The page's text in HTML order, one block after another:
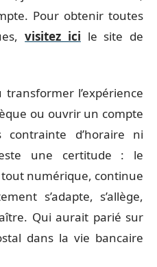
Pour obtenir toutes
visitez ici le site de
l’expérience
ou ouvrir un compte
d’horaire ni
une certitude : le
tout numérique, continue
s’adapte, s’allège,
Qui aurait parié sur
dans la vie bancaire